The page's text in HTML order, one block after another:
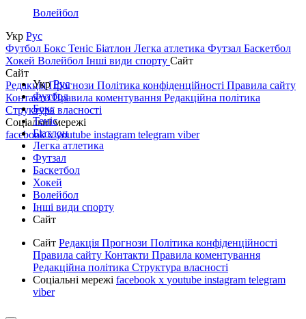
Волейбол
Укр Рус
Футбол Бокс Теніс Біатлон Легка атлетика Футзал Баскетбол
Хокей Волейбол Інші види спорту Сайт
Сайт
РедакціяПрогнози Політика конфіденційності Правила сайту
КонтактиПравила коментування Редакційна політика
Структура власності
Соціальні мережі
facebookxyoutube instagram telegram viber
УкрРус
Футбол
Бокс
Теніс
Біатлон
Легка атлетика
Футзал
Баскетбол
Хокей
Волейбол
Інші види спорту
Сайт
Сайт Редакція Прогнози Політика конфіденційності
Правила сайту Контакти Правила коментування
Редакційна політика Структура власності
Соціальні мережі facebook x youtube instagram telegram
viber